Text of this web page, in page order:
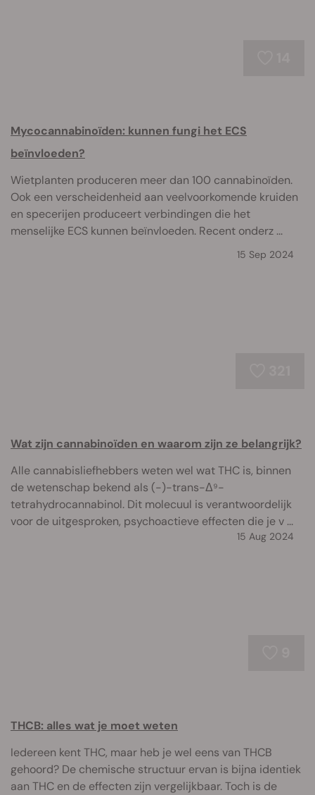
Mycocannabinoïden: kunnen fungi het ECS
beïnvloeden?
Wietplanten produceren meer dan 100 cannabinoïden.
Ook een verscheidenheid aan veelvoorkomende kruiden
en specerijen produceert verbindingen die het
menselijke ECS kunnen beïnvloeden. Recent onderz ...
15 Sep 2024
Wat zijn cannabinoïden en waarom zijn ze belangrijk?
Alle cannabisliefhebbers weten wel wat THC is, binnen
de wetenschap bekend als (-)-trans-Δ⁹-
tetrahydrocannabinol. Dit molecuul is verantwoordelijk
voor de uitgesproken, psychoactieve effecten die je v ...
15 Aug 2024
THCB: alles wat je moet weten
Iedereen kent THC, maar heb je wel eens van THCB
gehoord? De chemische structuur ervan is bijna identiek
aan THC en de effecten zijn vergelijkbaar. Toch is de